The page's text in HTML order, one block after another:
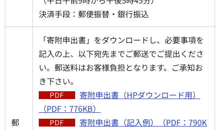
決済手段：郵便振替・銀行振込
郵
「寄附申出書」をダウンロードし、必要事項を
記入の上、以下宛先までご郵送でご提出くださ
い。郵送料はお客様負担となります。ご承知お
き下さい。
寄附申出書（HPダウンロード用）
（PDF：776KB）
寄附申出書（記入例）（PDF：790K